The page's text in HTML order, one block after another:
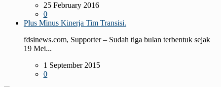
25 February 2016
0
Plus Minus Kinerja Tim Transisi.
fdsinews.com, Supporter – Sudah tiga bulan terbentuk sejak
19 Mei...
1 September 2015
0